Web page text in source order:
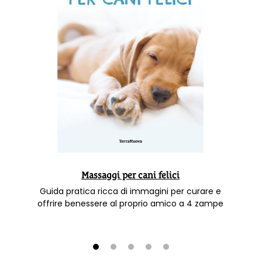
Massaggi per cani felici
Guida pratica ricca di immagini per curare e
offrire benessere al proprio amico a 4 zampe